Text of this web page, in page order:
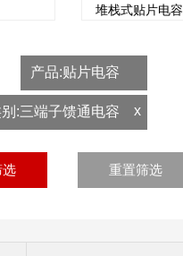
堆栈式贴片电容
产品:贴片电容
:三端子馈通电容 x
选 重置筛选